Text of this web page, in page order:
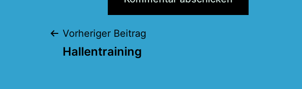
Beitragsnavigation
Vorheriger Beitrag
Hallentraining